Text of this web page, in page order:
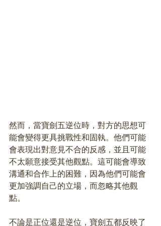
然而，當寶劍五逆位時，對方的思想可
能會變得更具挑戰性和固執。他們可能
會表現出對意見不合的反感，並且可能
不太願意接受其他觀點。這可能會導致
溝通和合作上的困難，因為他們可能會
更加強調自己的立場，而忽略其他觀
點。
不論是正位還是逆位，寶劍五都反映了